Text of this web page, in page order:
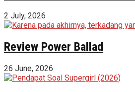
2 July, 2026
Review Power Ballad
26 June, 2026